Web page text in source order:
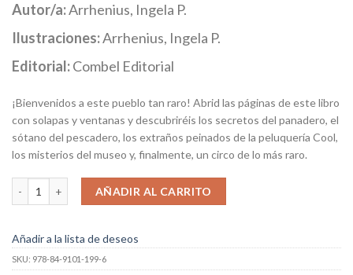
Autor/a:Arrhenius, Ingela P.
Ilustraciones:Arrhenius, Ingela P.
Editorial:Combel Editorial
¡Bienvenidos a este pueblo tan raro! Abrid las páginas de este libro
con solapas y ventanas y descubriréis los secretos del panadero, el
sótano del pescadero, los extraños peinados de la peluquería Cool,
los misterios del museo y, finalmente, un circo de lo más raro.
Quien busca, encuentra cantidad
AÑADIR AL CARRITO
Añadir a la lista de deseos
SKU: 978-84-9101-199-6